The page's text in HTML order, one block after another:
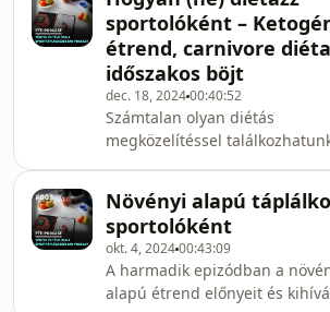
Trpkovici Melinda
sportpszichológussal a
epizódjában. Hostok: Csanaky
Frank Eszter Anita, Péter
FruzsinaVendég: Bite-Trpkovici
Melinda
a PTE-Podcastokról:
https://pte.hu/hu/podcast
#egyetemipodcas
sportolóként –
étrend, carnivore
időszakos böjt
dec. 18, 202400:40:52
Számtalan olyan diétás
megközelítéssel
akár a jobb
Ezért Lilla, Eszter és Fruzsina
arról beszélget, hogy mire
odafigyelni, mielőtt
ígéretes diétába, ha nem
Növényi alapú
sportolóként
okt. 4, 202400:43:09
A harmadik epizódban a
alapú étrend előnyeit és